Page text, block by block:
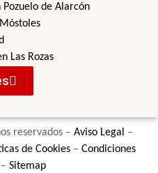
de Alarcón
Las Rozas
reservados – Aviso Legal
–
de Cookies – Condiciones
– Sitemap